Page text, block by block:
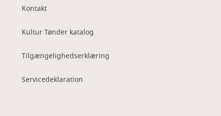
Kontakt
Kultur Tønder katalog
Tilgængelighedserklæring
Servicedeklaration